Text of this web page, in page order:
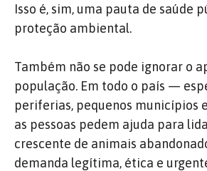
Isso é, sim, uma pauta de saúde
proteção ambiental.
Também não se pode ignorar o
população. Em todo o país —
periferias, pequenos municípios
as pessoas pedem ajuda para
crescente de animais
demanda legítima, ética e